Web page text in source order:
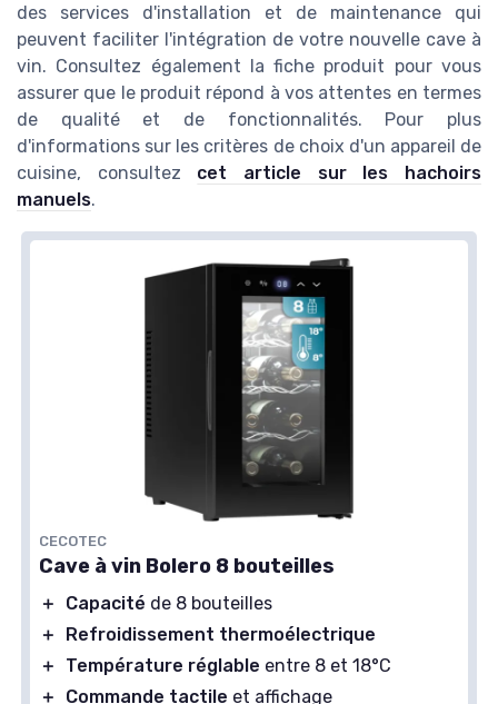
des services d'installation et de maintenance qui
peuvent faciliter l'intégration de votre nouvelle cave à
vin. Consultez également la fiche produit pour vous
assurer que le produit répond à vos attentes en termes
de qualité et de fonctionnalités. Pour plus
d'informations sur les critères de choix d'un appareil de
cuisine, consultez cet article sur les hachoirs
manuels.
CECOTEC
Cave à vin Bolero 8 bouteilles
＋ Capacité de 8 bouteilles
＋
Refroidissement thermoélectrique
＋
Température réglable entre 8 et 18°C
＋
Commande tactile et affichage